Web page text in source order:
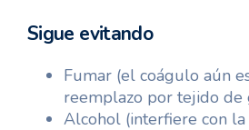
Sigue evitando
Fumar (el coágulo aún
reemplazo por tejido de
Alcohol (interfiere con la